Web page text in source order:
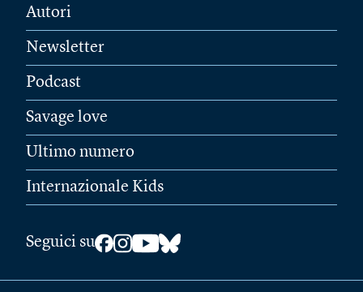
Autori
Newsletter
Podcast
Savage love
Ultimo numero
Internazionale Kids
Seguici su